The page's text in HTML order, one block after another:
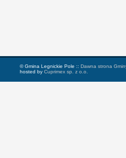
© Gmina Legnickie Pole :: Dawna strona
hosted by Cuprimex sp. z o.o.